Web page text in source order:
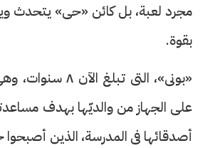
مجرد لعبة، بل كائن «حى» يتحدث
بقوة.
«بونى»، التى تبلغ
على الجهاز من والديّها بهدف
أصدقائها فى المدرسة، الذين